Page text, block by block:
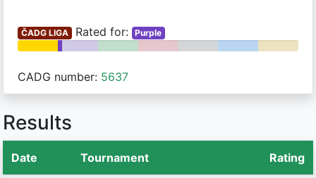
ČADG LIGA Rated for: Purple
CADG number: 5637
Results
Date Tournament Rating